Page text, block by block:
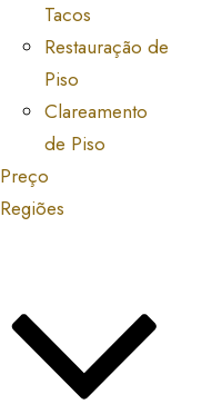
Tacos
Restauração de
Piso
Clareamento
de Piso
Preço
Regiões